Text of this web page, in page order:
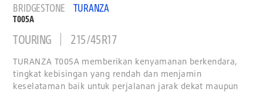
BRIDGESTONE TURANZA
T005A
TOURING 215/45R17
TURANZA T005A memberikan kenyamanan berkendara,
tingkat kebisingan yang rendah dan menjamin
keselataman baik untuk perjalanan jarak dekat maupun